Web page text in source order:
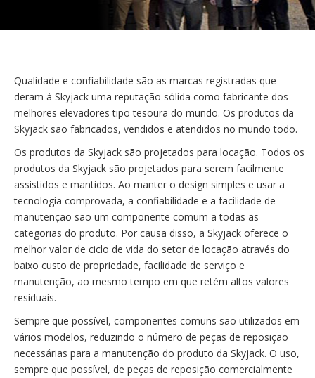
Qualidade e confiabilidade são as marcas registradas que
deram à Skyjack uma reputação sólida como fabricante dos
melhores elevadores tipo tesoura do mundo. Os produtos da
Skyjack são fabricados, vendidos e atendidos no mundo todo.
Os produtos da Skyjack são projetados para locação. Todos os
produtos da Skyjack são projetados para serem facilmente
assistidos e mantidos. Ao manter o design simples e usar a
tecnologia comprovada, a confiabilidade e a facilidade de
manutenção são um componente comum a todas as
categorias do produto. Por causa disso, a Skyjack oferece o
melhor valor de ciclo de vida do setor de locação através do
baixo custo de propriedade, facilidade de serviço e
manutenção, ao mesmo tempo em que retém altos valores
residuais.
Sempre que possível, componentes comuns são utilizados em
vários modelos, reduzindo o número de peças de reposição
necessárias para a manutenção do produto da Skyjack. O uso,
sempre que possível, de peças de reposição comercialmente